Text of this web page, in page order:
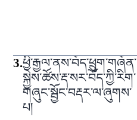
3.ཕྱི་རྒྱལ་ནས་བོད་ཕྲུག་གཞོན་
སྐྱེས་ཚོས་རྡ་སར་བོད་ཀྱི་རིག་
གཞུང་སྦྱོང་བརྡར་ལ་ཞུགས་
པ།